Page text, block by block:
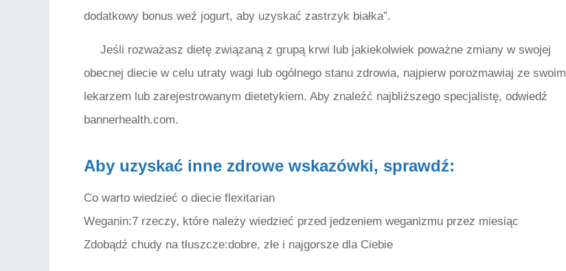
dodatkowy bonus weź jogurt, aby uzyskać zastrzyk białka”.
Jeśli rozważasz dietę związaną z grupą krwi lub jakiekolwiek poważne zmiany w swojej
obecnej diecie w celu utraty wagi lub ogólnego stanu zdrowia, najpierw porozmawiaj ze swoim
lekarzem lub zarejestrowanym dietetykiem. Aby znaleźć najbliższego specjalistę, odwiedź
bannerhealth.com.
Aby uzyskać inne zdrowe wskazówki, sprawdź:
Co warto wiedzieć o diecie flexitarian
Weganin:7 rzeczy, które należy wiedzieć przed jedzeniem weganizmu przez miesiąc
Zdobądź chudy na tłuszcze:dobre, złe i najgorsze dla Ciebie